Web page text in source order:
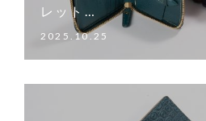
レット…
2025.10.25